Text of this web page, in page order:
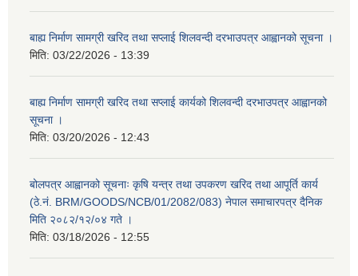
बाह्य निर्माण सामग्री खरिद तथा सप्लाई शिलवन्दी दरभाउपत्र आह्वानको सूचना ।
मिति: 03/22/2026 - 13:39
बाह्य निर्माण सामग्री खरिद तथा सप्लाई कार्यको शिलवन्दी दरभाउपत्र आह्वानको
सूचना ।
मिति: 03/20/2026 - 12:43
बोलपत्र आह्वानको सूचनाः कृषि यन्त्र तथा उपकरण खरिद तथा आपूर्ति कार्य
(ठे.नं. BRM/GOODS/NCB/01/2082/083) नेपाल समाचारपत्र दैनिक
मिति २०८२/१२/०४ गते ।
मिति: 03/18/2026 - 12:55